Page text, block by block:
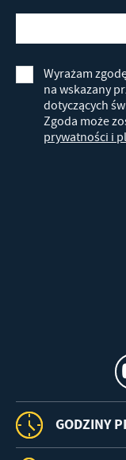
Wyrażam
na wskazany
dotyczących
Zgoda może
prywatności i
GODZINY